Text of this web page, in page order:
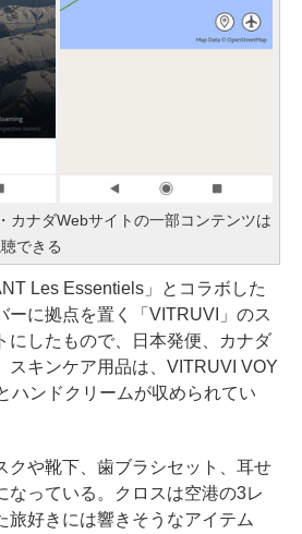
カナダWebサイトの一部コンテンツは
できる
Les Essentiels」とコラボした
ーに拠点を置く「VITRUVI」のス
にしたもので、日本発便、カナダ
スキンケア用品は、VITRUVI VOY
ハンドクリームが収められてい
や靴下、歯ブラシセット、耳せ
なっている。クロスは空港の3レ
旅好きには響きそうなアイテム